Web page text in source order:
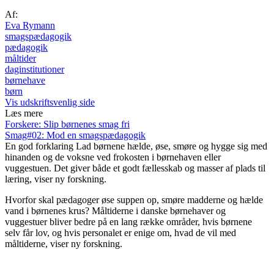
Af:
Eva Rymann
smagspædagogik
pædagogik
måltider
daginstitutioner
børnehave
børn
Vis udskriftsvenlig side
Læs mere
Forskere: Slip børnenes smag fri
Smag#02: Mod en smagspædagogik
En god forklaring Lad børnene hælde, øse, smøre og hygge sig med
hinanden og de voksne ved frokosten i børnehaven eller
vuggestuen. Det giver både et godt fællesskab og masser af plads til
læring, viser ny forskning.
Hvorfor skal pædagoger øse suppen op, smøre madderne og hælde
vand i børnenes krus? Måltiderne i danske børnehaver og
vuggestuer bliver bedre på en lang række områder, hvis børnene
selv får lov, og hvis personalet er enige om, hvad de vil med
måltiderne, viser ny forskning.